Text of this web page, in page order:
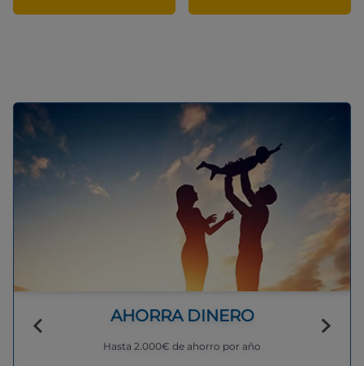
AHORRA DINERO
Hasta 2.000€ de ahorro por año